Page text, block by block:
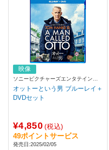
映像
ソニーピクチャーズエンタテインメ
ント
オットーという男 ブルーレイ＋
DVDセット
¥4,850 (税込)
49ポイントサービス
発売日:2025/02/05